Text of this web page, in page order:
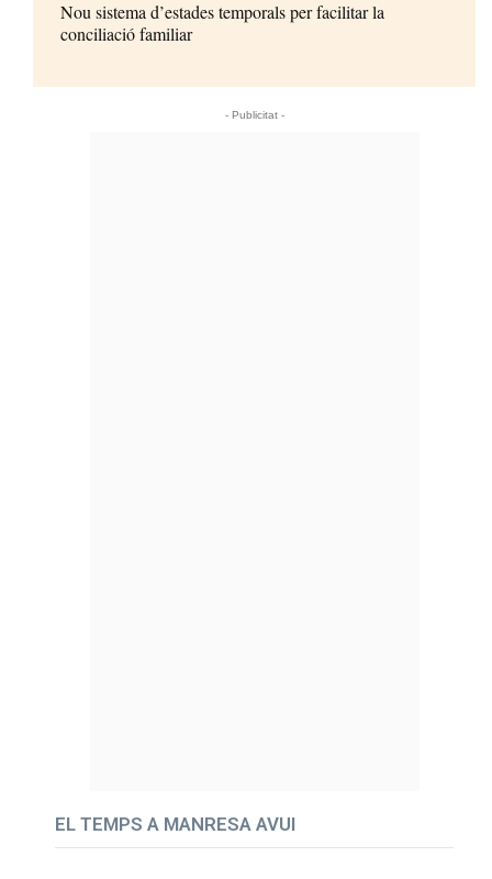
Nou sistema d’estades temporals per facilitar la
conciliació familiar
- Publicitat -
EL TEMPS A MANRESA AVUI